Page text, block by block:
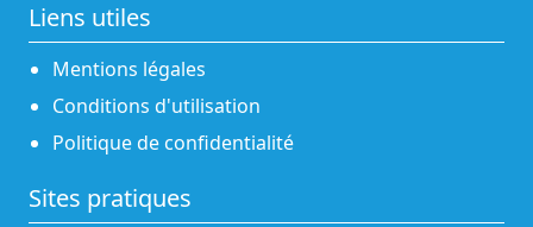
Liens utiles
Mentions légales
Conditions d'utilisation
Politique de confidentialité
Sites pratiques